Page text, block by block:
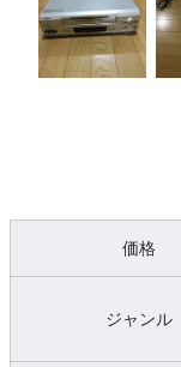
価格
ジャンル